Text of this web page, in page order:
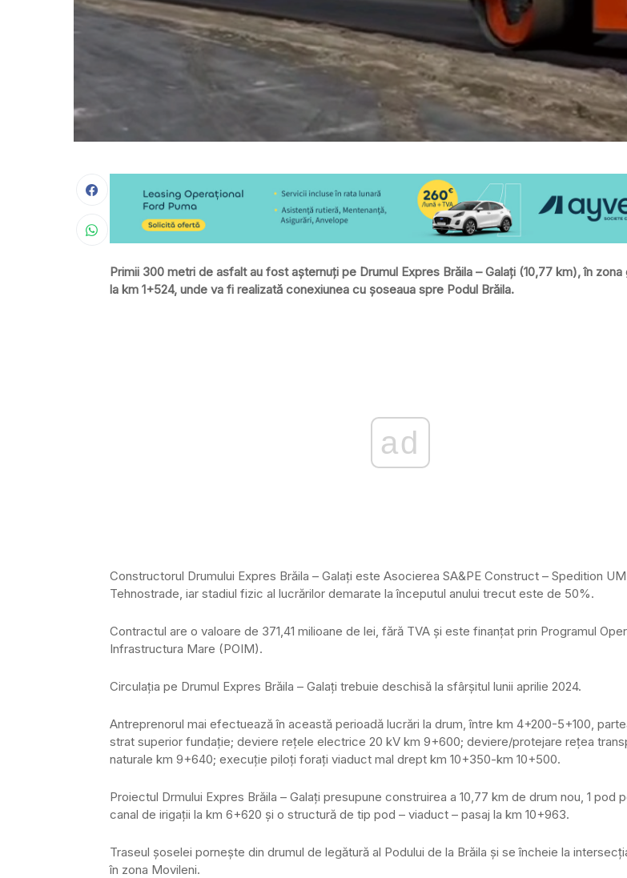
Primii 300 metri de asfalt au fost așternuți pe Drumul Expres Brăila – Galați (10,77 km), în zona
la km 1+524, unde va fi realizată conexiunea cu șoseaua spre Podul Brăila.
ad
Constructorul Drumului Expres Brăila – Galați este Asocierea SA&PE Construct – Spedition
Tehnostrade, iar stadiul fizic al lucrărilor demarate la începutul anului trecut este de 50%.
Contractul are o valoare de 371,41 milioane de lei, fără TVA și este finanţat prin Programul
Infrastructura Mare (POIM).
Circulația pe Drumul Expres Brăila – Galați trebuie deschisă la sfârșitul lunii aprilie 2024.
Antreprenorul mai efectuează în această perioadă lucrări la drum, între km 4+200-5+100,
strat superior fundaţie; deviere reţele electrice 20 kV km 9+600; deviere/protejare reţea
naturale km 9+640; execuţie piloţi foraţi viaduct mal drept km 10+350-km 10+500.
Proiectul Drmului Expres Brăila – Galați presupune construirea a 10,77 km de drum nou, 1 pod
canal de irigații la km 6+620 și o structură de tip pod – viaduct – pasaj la km 10+963.
Traseul șoselei pornește din drumul de legătură al Podului de la Brăila și se încheie la
în zona Movileni.